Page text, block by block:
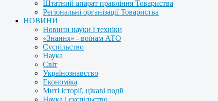
Штатний апарат правління Товариства
Регіональні організації Товариства
НОВИНИ
Новини науки і техніки
«Знання» - воїнам АТО
Суспільство
Наука
Світ
Українознавство
Економіка
Миті історії, цікаві події
Наука і суспільство